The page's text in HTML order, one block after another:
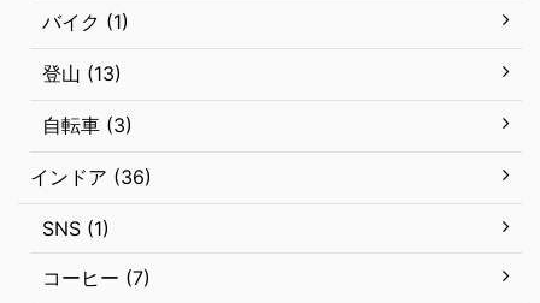
バイク (1)
登山 (13)
自転車 (3)
インドア (36)
SNS (1)
コーヒー (7)